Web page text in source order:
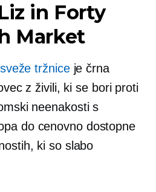
in Forty
Market
tržniceje črna
z živili, ki se bori proti
neenakosti s
do cenovno dostopne
ki so slabo